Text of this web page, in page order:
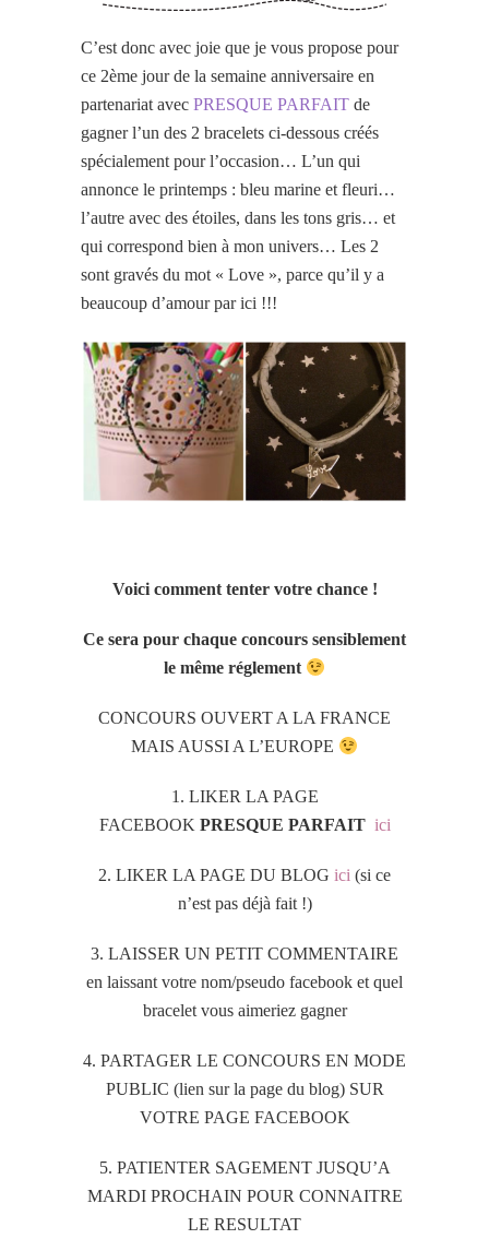
C’est donc avec joie que je vous propose pour
ce 2ème jour de la semaine anniversaire en
partenariat avec PRESQUE PARFAIT de
gagner l’un des 2 bracelets ci-dessous créés
spécialement pour l’occasion… L’un qui
annonce le printemps : bleu marine et fleuri…
l’autre avec des étoiles, dans les tons gris… et
qui correspond bien à mon univers… Les 2
sont gravés du mot « Love », parce qu’il y a
beaucoup d’amour par ici !!!
Voici comment tenter votre chance !
Ce sera pour chaque concours sensiblement
le même réglement
CONCOURS OUVERT A LA FRANCE
MAIS AUSSI A L’EUROPE
1. LIKER LA PAGE
FACEBOOK PRESQUE PARFAIT ici
2. LIKER LA PAGE DU BLOG ici (si ce
n’est pas déjà fait !)
3. LAISSER UN PETIT COMMENTAIRE
en laissant votre nom/pseudo facebook et quel
bracelet vous aimeriez gagner
4. PARTAGER LE CONCOURS EN MODE
PUBLIC (lien sur la page du blog) SUR
VOTRE PAGE FACEBOOK
5. PATIENTER SAGEMENT JUSQU’A
MARDI PROCHAIN POUR CONNAITRE
LE RESULTAT